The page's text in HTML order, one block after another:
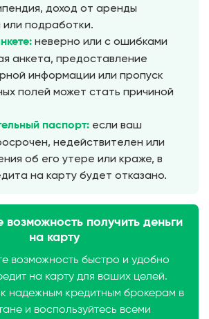
доход от аренды
подработки.
неверно или с ошибками
анкета, предоставление
информации или пропуск
полей может стать причиной
паспорт: если ваш
недействителен или
об его утере или краже, в
на карту будет отказано.
возможность получить деньги
на карту
возможность быстро и удобно
на карту для ваших целей.
надежным кредитным брокерам в
и воспользуйтесь всеми